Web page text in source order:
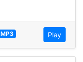
MP3 Play